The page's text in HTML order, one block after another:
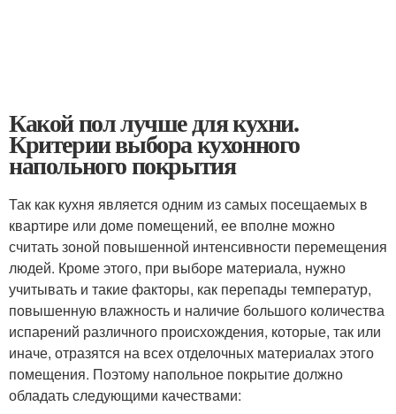
Какой пол лучше для кухни.
Критерии выбора кухонного
напольного покрытия
Так как кухня является одним из самых посещаемых в
квартире или доме помещений, ее вполне можно
считать зоной повышенной интенсивности перемещения
людей. Кроме этого, при выборе материала, нужно
учитывать и такие факторы, как перепады температур,
повышенную влажность и наличие большого количества
испарений различного происхождения, которые, так или
иначе, отразятся на всех отделочных материалах этого
помещения. Поэтому напольное покрытие должно
обладать следующими качествами: